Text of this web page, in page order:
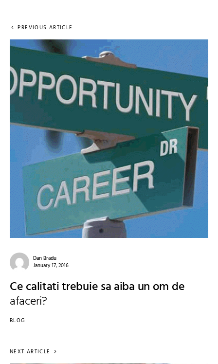
PREVIOUS ARTICLE
Dan Bradu
January 17, 2016
Ce calitati trebuie sa aiba un om de
afaceri?
BLOG
NEXT ARTICLE